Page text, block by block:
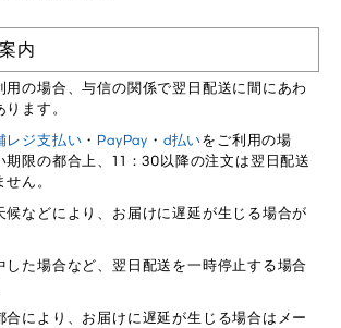
内
用の場合、与信の関係で翌日配送に間にあわ
ます。
レジ支払い ・ PayPay ・ d払いをご利用の場
期限の都合上、11：30以降の注文は翌日配送
ん。
候などにより、お届けに遅延が生じる場合が
した場合など、翌日配送を一時停止する場合
合により、お届けに遅延が生じる場合はメー